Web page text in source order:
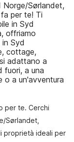
Norge/Sørlandet,
per te! Ti
in Syd
offriamo
Syd
cottage,
adattano a
fuori, a una
o a un'avventura
per te. Cerchi
Sørlandet,
proprietà ideali per